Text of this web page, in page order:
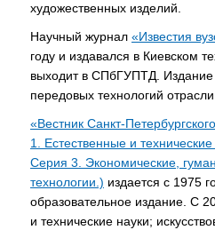
художественных изделий.
Научный журнал «Известия
году и издавался в Киевском
выходит в СПбГУПТД. Издание
передовых технологий
«Вестник Санкт-
1. Естественные и
Серия 3. Экономические,
технологии.) издается с 1975
образовательное издание. С
и технические науки;